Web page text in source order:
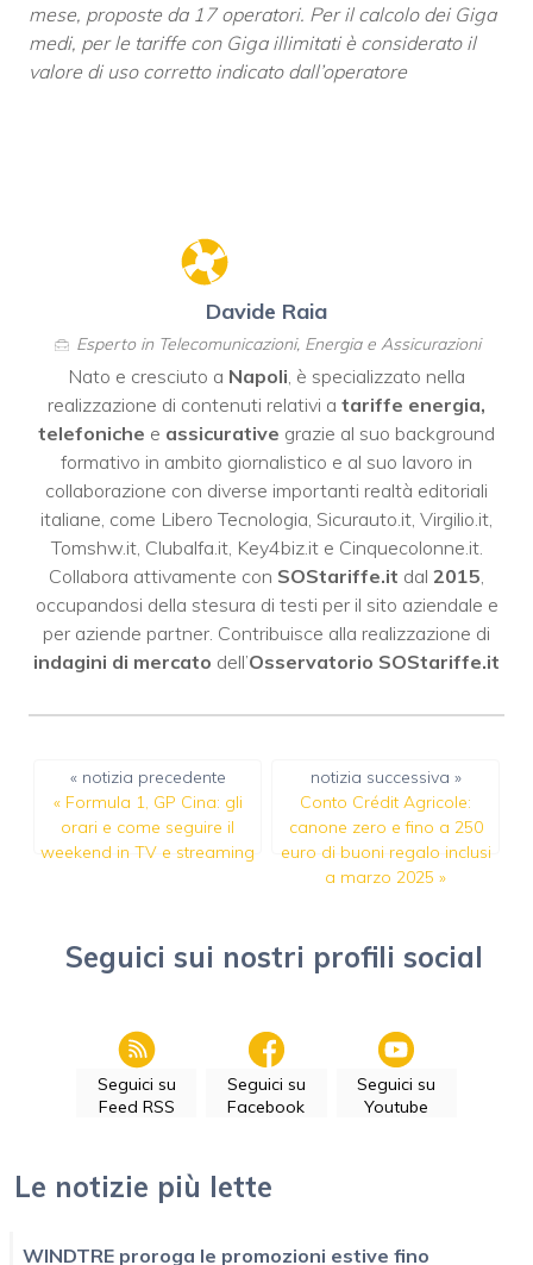
mese, proposte da 17 operatori. Per il calcolo dei Giga
medi, per le tariffe con Giga illimitati è considerato il
valore di uso corretto indicato dall’operatore
Davide Raia
Esperto in Telecomunicazioni, Energia e Assicurazioni
Nato e cresciuto a Napoli, è specializzato nella
realizzazione di contenuti relativi a tariffe energia,
telefoniche e assicurative grazie al suo background
formativo in ambito giornalistico e al suo lavoro in
collaborazione con diverse importanti realtà editoriali
italiane, come Libero Tecnologia, Sicurauto.it, Virgilio.it,
Tomshw.it, Clubalfa.it, Key4biz.ite Cinquecolonne.it.
Collabora attivamente con SOStariffe.it dal 2015,
occupandosi della stesura di testi per il sito aziendale e
per aziende partner. Contribuisce alla realizzazione di
indagini di mercato dell’Osservatorio SOStariffe.it
« notizia precedente
« Formula 1, GP Cina: gli
orari e come seguire il
weekend in TV e streaming
notizia successiva »
Conto Crédit Agricole:
canone zero e fino a 250
euro di buoni regalo inclusi
a marzo 2025 »
Seguici sui nostri profili social
Seguici su
Feed RSS
Seguici su
Facebook
Seguici su
Youtube
Le notizie più lette
WINDTRE proroga le promozioni estive fino